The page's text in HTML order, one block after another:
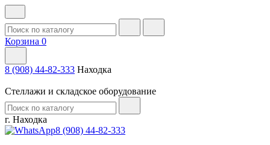
Корзина 0
8 (908) 44-82-333 Находка
Стеллажи и складское оборудование
г. Находка
8 (908) 44-82-333